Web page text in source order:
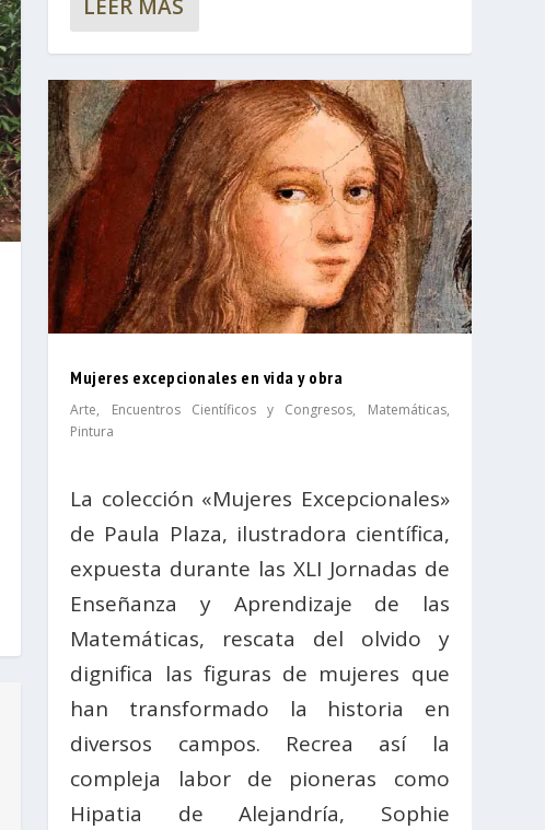
LEER MÁS
Mujeres excepcionales en vida y obra
Arte, Encuentros Científicos y Congresos, Matemáticas,
Pintura
La colección «Mujeres Excepcionales»
de Paula Plaza, ilustradora científica,
expuesta durante las XLI Jornadas de
Enseñanza y Aprendizaje de las
Matemáticas, rescata del olvido y
dignifica las figuras de mujeres que
han transformado la historia en
diversos campos. Recrea así la
compleja labor de pioneras como
Hipatia de Alejandría, Sophie